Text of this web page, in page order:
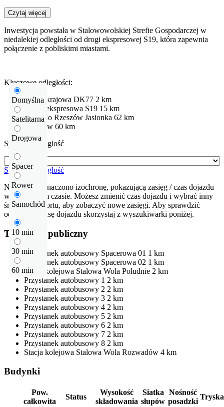
Czytaj więcej
Inwestycja powstała w Stalowowolskiej Strefie Gospodarczej w
niedalekiej odległości od drogi ekspresowej S19, która zapewnia
połączenie z pobliskimi miastami.
Domyślna
Satelitarna
Drogowa
Spacer
Rower
Samochód
10 min
30 min
60 min
Kluczowe odległości:
Droga krajowa DK77 2 km
Droga ekspresowa S19 15 km
Lotnisko Rzeszów Jasionka 62 km
Rzeszów 60 km
Sprawdź odleglość
Sprawdź odleglość
Na mapie zaznaczono izochronę, pokazującą zasięg / czas dojazdu
w określonym czasie. Możesz zmienić czas dojazdu i wybrać inny
środek transportu, aby zobaczyć nowe zasięgi. Aby sprawdzić
odłegłość i trasę dojazdu skorzystaj z wyszukiwarki poniżej.
Transport publiczny
Przystanek autobusowy Spacerowa 01 1 km
Przystanek autobusowy Spacerowa 02 1 km
Stacja kolejowa Stalowa Wola Południe 2 km
Przystanek autobusowy 1 2 km
Przystanek autobusowy 2 2 km
Przystanek autobusowy 3 2 km
Przystanek autobusowy 4 2 km
Przystanek autobusowy 5 2 km
Przystanek autobusowy 6 2 km
Przystanek autobusowy 7 2 km
Przystanek autobusowy 8 2 km
Stacja kolejowa Stalowa Wola Rozwadów 4 km
Budynki
Pow.
całkowita
Status
Wysokość
składowania
Siatka
słupów
Nośność
posadzki